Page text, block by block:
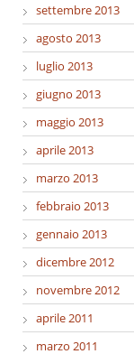
settembre 2013
agosto 2013
luglio 2013
giugno 2013
maggio 2013
aprile 2013
marzo 2013
febbraio 2013
gennaio 2013
dicembre 2012
novembre 2012
aprile 2011
marzo 2011